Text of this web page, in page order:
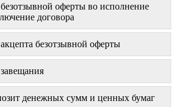
оферты во исполнение
договора
безотзывной оферты
денежных сумм и ценных бумаг